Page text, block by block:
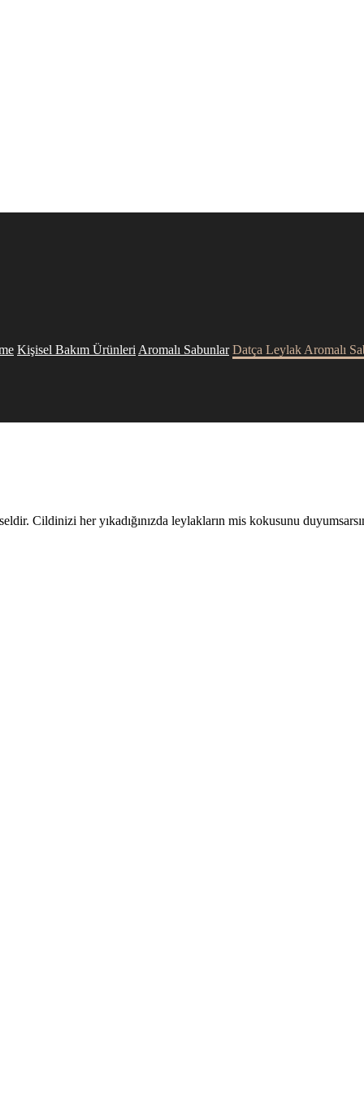
Kişisel Bakım Ürünleri Aromalı Sabunlar Datça Leylak Aromalı
Cildinizi her yıkadığınızda leylakların mis kokusunu